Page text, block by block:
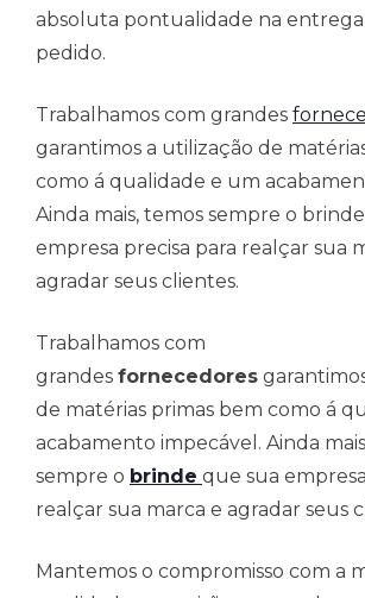
absoluta pontualidade na entrega
pedido.
Trabalhamos com grandes
garantimos a utilização de
como á qualidade e um
Ainda mais, temos sempre o
empresa precisa para realçar sua
agradar seus clientes.
Trabalhamos com
grandes fornecedores
de matérias primas bem como á
acabamento impecável. Ainda
sempre o brinde que sua
realçar sua marca e agradar seus
Mantemos o compromisso com a